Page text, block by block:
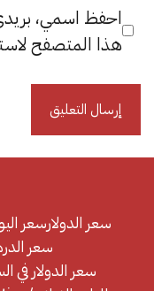
احفظ اسمي، بريدي
هذا المتصفح
سعر الدولارسعر
سعر
سعر الدولار في